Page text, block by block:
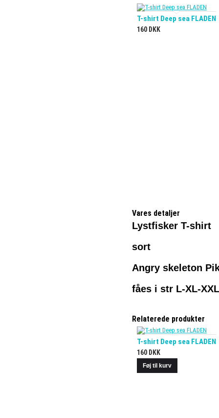
T-shirt Deep sea FLADEN
160 DKK
Vares detaljer
Lystfisker T-shirt
sort
Angry skeleton
fåes i str L-XL-
Relaterede produkter
T-shirt Deep sea FLADEN
160 DKK
Føj til kurv